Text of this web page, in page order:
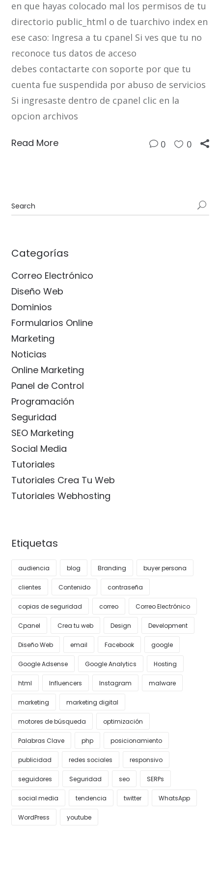
en que hayas colocado mal los permisos de tu
directorio public_html o de tuarchivo index en
ese caso: Ingresa a tu cpanel Si ves que tu no
reconoce tus datos de acceso
debes contactarte con soporte por que tu
cuenta fue suspendida por abuso de servicios
Si ingresaste dentro de cpanel clic en la
opcion archivos
Read More 0 0
Categorías
Correo Electrónico
Diseño Web
Dominios
Formularios Online
Marketing
Noticias
Online Marketing
Panel de Control
Programación
Seguridad
SEO Marketing
Social Media
Tutoriales
Tutoriales Crea Tu Web
Tutoriales Webhosting
Etiquetas
audiencia blog Branding buyer persona
clientes Contenido contraseña
copias de seguridad correo Correo Electrónico
Cpanel Crea tu web Design Development
Diseño Web email Facebook google
Google Adsense Google Analytics Hosting
html Influencers Instagram malware
marketing marketing digital
motores de búsqueda optimización
Palabras Clave php posicionamiento
publicidad redes sociales responsivo
seguidores Seguridad seo SERPs
social media tendencia twitter WhatsApp
WordPress youtube